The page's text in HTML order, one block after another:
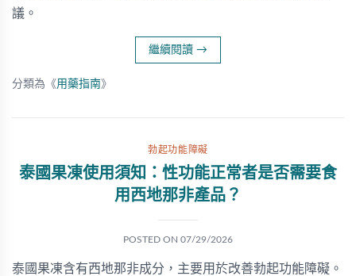
議。
繼續閱讀 →
分類為《用藥指南》
勃起功能障礙
泰國果凍使用須知：性功能正常者是否需要食
用西地那非產品？
POSTED ON 07/29/2026
泰國果凍含有西地那非成分，主要用於改善勃起功能障礙。